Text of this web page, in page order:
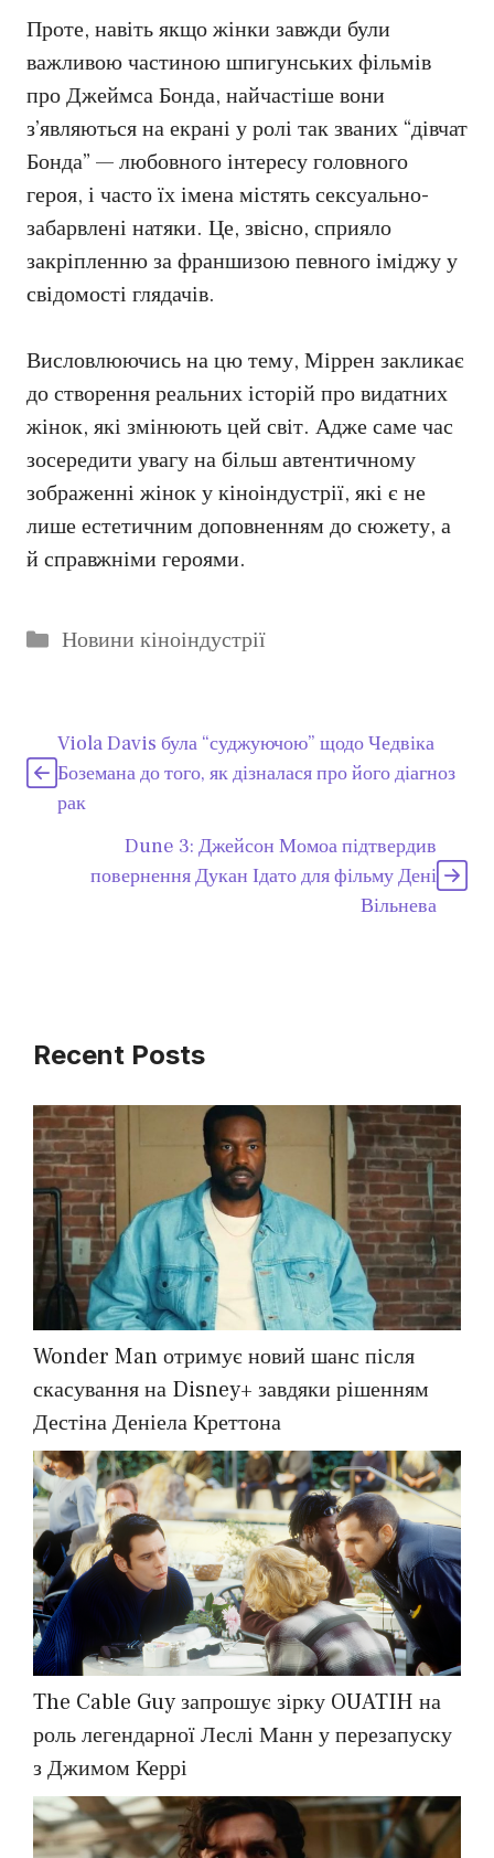
Проте, навіть якщо жінки завжди були
важливою частиною шпигунських фільмів
про Джеймса Бонда, найчастіше вони
з’являються на екрані у ролі так званих “дівчат
Бонда” — любовного інтересу головного
героя, і часто їх імена містять сексуально-
забарвлені натяки. Це, звісно, сприяло
закріпленню за франшизою певного іміджу у
свідомості глядачів.
Висловлюючись на цю тему, Міррен закликає
до створення реальних історій про видатних
жінок, які змінюють цей світ. Адже саме час
зосередити увагу на більш автентичному
зображенні жінок у кіноіндустрії, які є не
лише естетичним доповненням до сюжету, а
й справжніми героями.
Категорії
Новини кіноіндустрії
Viola Davis була “суджуючою” щодо Чедвіка
Боземана до того, як дізналася про його діагноз
рак
Dune 3: Джейсон Момоа підтвердив
повернення Дукан Ідато для фільму Дені
Вільнева
Recent Posts
Wonder Man отримує новий шанс після
скасування на Disney+ завдяки рішенням
Дестіна Деніела Креттона
The Cable Guy запрошує зірку OUATIH на
роль легендарної Леслі Манн у перезапуску
з Джимом Керрі